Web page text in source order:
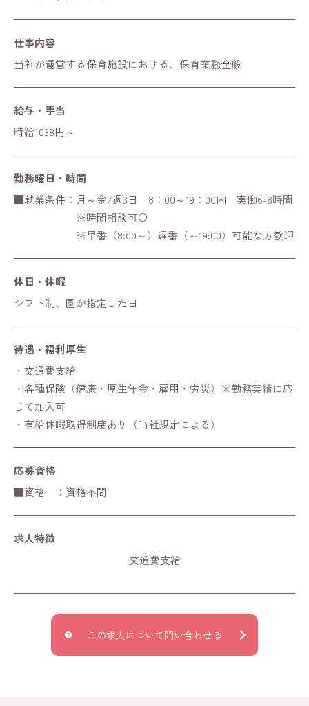
仕事内容
当社が運営する保育施設における、保育業務全般
給与・手当
時給1038円～
勤務曜日・時間
■就業条件：月～金/週3日 8：00～19：00内 実働6-8時間
※時間相談可〇
※早番（8:00～）遅番（～19:00）可能な方歓迎
休日・休暇
シフト制、園が指定した日
待遇・福利厚生
・交通費支給
・各種保険（健康・厚生年金・雇用・労災）※勤務実績に応
じて加入可
・有給休暇取得制度あり（当社規定による）
応募資格
■資格 ：資格不問
求人特徴
交通費支給
この求人について問い合わせる